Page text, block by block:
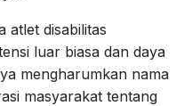
atlet disabilitas
luar biasa dan daya
mengharumkan nama
masyarakat tentang